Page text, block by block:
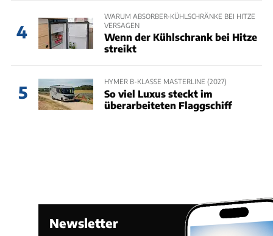
4
WARUM ABSORBER-KÜHLSCHRÄNKE BEI HITZE
VERSAGEN
Wenn der Kühlschrank bei Hitze
streikt
5
HYMER B-KLASSE MASTERLINE (2027)
So viel Luxus steckt im
überarbeiteten Flaggschiff
Newsletter